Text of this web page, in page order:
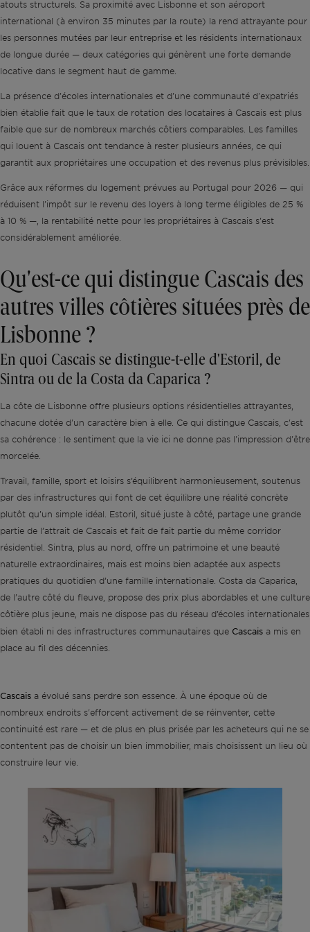
atouts structurels. Sa proximité avec Lisbonne et son aéroport
international (à environ 35 minutes par la route) la rend attrayante pour
les personnes mutées par leur entreprise et les résidents internationaux
de longue durée — deux catégories qui génèrent une forte demande
locative dans le segment haut de gamme.
La présence d'écoles internationales et d'une communauté d'expatriés
bien établie fait que le taux de rotation des locataires à Cascais est plus
faible que sur de nombreux marchés côtiers comparables. Les familles
qui louent à Cascais ont tendance à rester plusieurs années, ce qui
garantit aux propriétaires une occupation et des revenus plus prévisibles.
Grâce aux réformes du logement prévues au Portugal pour 2026 — qui
réduisent l'impôt sur le revenu des loyers à long terme éligibles de 25 %
à 10 % —, la rentabilité nette pour les propriétaires à Cascais s'est
considérablement améliorée.
Qu'est-ce qui distingue Cascais des
autres villes côtières situées près de
Lisbonne ?
En quoi Cascais se distingue-t-elle d'Estoril, de
Sintra ou de la Costa da Caparica ?
La côte de Lisbonne offre plusieurs options résidentielles attrayantes,
chacune dotée d'un caractère bien à elle. Ce qui distingue Cascais, c'est
sa cohérence : le sentiment que la vie ici ne donne pas l'impression d'être
morcelée.
Travail, famille, sport et loisirs s’équilibrent harmonieusement, soutenus
par des infrastructures qui font de cet équilibre une réalité concrète
plutôt qu’un simple idéal. Estoril, situé juste à côté, partage une grande
partie de l’attrait de Cascais et fait de fait partie du même corridor
résidentiel. Sintra, plus au nord, offre un patrimoine et une beauté
naturelle extraordinaires, mais est moins bien adaptée aux aspects
pratiques du quotidien d’une famille internationale. Costa da Caparica,
de l’autre côté du fleuve, propose des prix plus abordables et une culture
côtière plus jeune, mais ne dispose pas du réseau d’écoles internationales
bien établi ni des infrastructures communautaires que Cascais a mis en
place au fil des décennies.
Cascais a évolué sans perdre son essence. À une époque où de
nombreux endroits s'efforcent activement de se réinventer, cette
continuité est rare — et de plus en plus prisée par les acheteurs qui ne se
contentent pas de choisir un bien immobilier, mais choisissent un lieu où
construire leur vie.